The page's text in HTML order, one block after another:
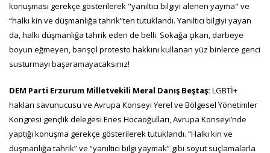
konuşması gerekçe gösterilerek "yanıltıcı bilgiyi alenen yayma" ve
“halkı kin ve düşmanlığa tahrik”ten tutuklandı. Yanıltıcı bilgiyi yayan
da, halkı düşmanlığa tahrik eden de belli. Sokağa çıkan, darbeye
boyun eğmeyen, barışçıl protesto hakkını kullanan yüz binlerce genci
susturmayı başaramayacaksınız!
DEM Parti Erzurum Milletvekili Meral Danış Beştaş: LGBTİ+
hakları savunucusu ve Avrupa Konseyi Yerel ve Bölgesel Yönetimler
Kongresi gençlik delegesi Enes Hocaoğulları, Avrupa Konseyi’nde
yaptığı konuşma gerekçe gösterilerek tutuklandı. “Halkı kin ve
düşmanlığa tahrik” ve “yanıltıcı bilgi yaymak” gibi soyut suçlamalarla